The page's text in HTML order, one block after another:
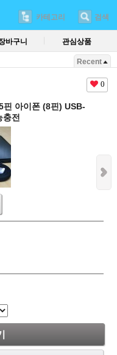
카테고리 검색
바구니 관심상품
Recent
0
아이폰 (8핀) USB-
전